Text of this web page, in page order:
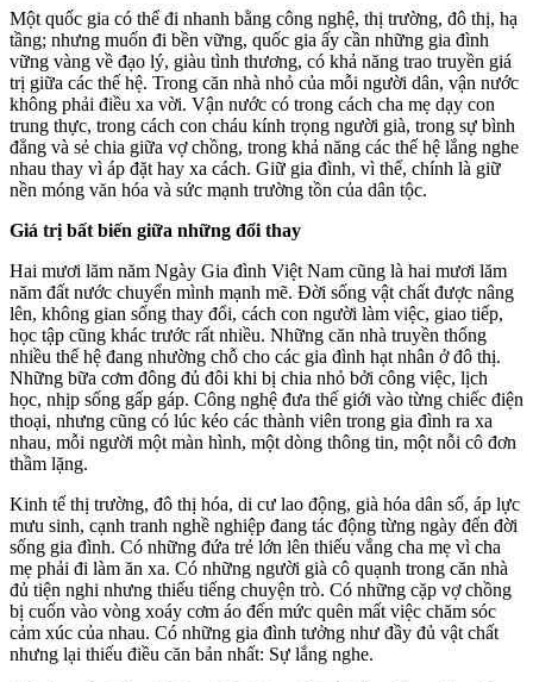
Một quốc gia có thể đi nhanh bằng công nghệ, thị trường, đô thị, hạ
tầng; nhưng muốn đi bền vững, quốc gia ấy cần những gia đình
vững vàng về đạo lý, giàu tình thương, có khả năng trao truyền giá
trị giữa các thế hệ. Trong căn nhà nhỏ của mỗi người dân, vận nước
không phải điều xa vời. Vận nước có trong cách cha mẹ dạy con
trung thực, trong cách con cháu kính trọng người già, trong sự bình
đẳng và sẻ chia giữa vợ chồng, trong khả năng các thế hệ lắng nghe
nhau thay vì áp đặt hay xa cách. Giữ gia đình, vì thế, chính là giữ
nền móng văn hóa và sức mạnh trường tồn của dân tộc.
Giá trị bất biến giữa những đổi thay
Hai mươi lăm năm Ngày Gia đình Việt Nam cũng là hai mươi lăm
năm đất nước chuyển mình mạnh mẽ. Đời sống vật chất được nâng
lên, không gian sống thay đổi, cách con người làm việc, giao tiếp,
học tập cũng khác trước rất nhiều. Những căn nhà truyền thống
nhiều thế hệ đang nhường chỗ cho các gia đình hạt nhân ở đô thị.
Những bữa cơm đông đủ đôi khi bị chia nhỏ bởi công việc, lịch
học, nhịp sống gấp gáp. Công nghệ đưa thế giới vào từng chiếc điện
thoại, nhưng cũng có lúc kéo các thành viên trong gia đình ra xa
nhau, mỗi người một màn hình, một dòng thông tin, một nỗi cô đơn
thầm lặng.
Kinh tế thị trường, đô thị hóa, di cư lao động, già hóa dân số, áp lực
mưu sinh, cạnh tranh nghề nghiệp đang tác động từng ngày đến đời
sống gia đình. Có những đứa trẻ lớn lên thiếu vắng cha mẹ vì cha
mẹ phải đi làm ăn xa. Có những người già cô quạnh trong căn nhà
đủ tiện nghi nhưng thiếu tiếng chuyện trò. Có những cặp vợ chồng
bị cuốn vào vòng xoáy cơm áo đến mức quên mất việc chăm sóc
cảm xúc của nhau. Có những gia đình tưởng như đầy đủ vật chất
nhưng lại thiếu điều căn bản nhất: Sự lắng nghe.